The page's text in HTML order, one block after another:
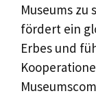
Museums zu
fördert ein
Erbes und